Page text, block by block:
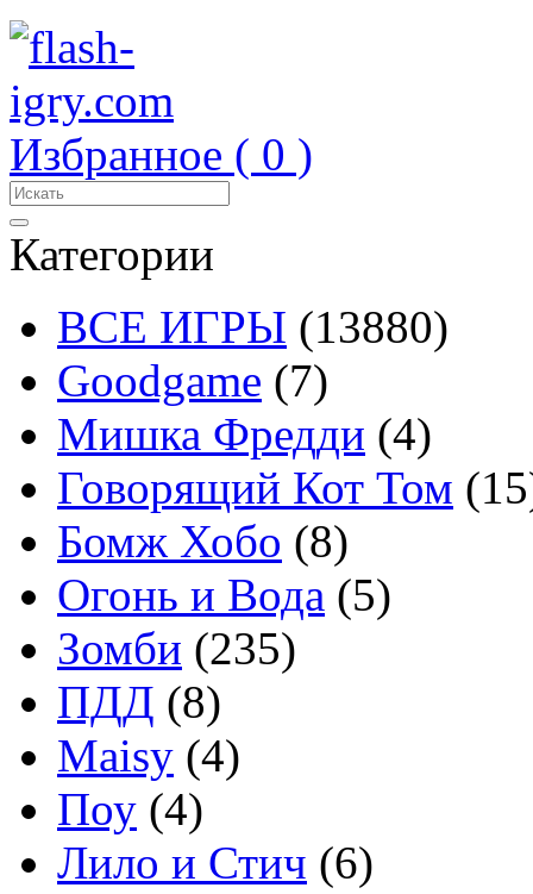
Избранное ( 0 )
Категории
ВСЕ ИГРЫ (13880)
Goodgame (7)
Мишка Фредди (4)
Говорящий Кот Том
Бомж Хобо (8)
Огонь и Вода (5)
Зомби (235)
ПДД (8)
Maisy (4)
Поу (4)
Лило и Стич (6)